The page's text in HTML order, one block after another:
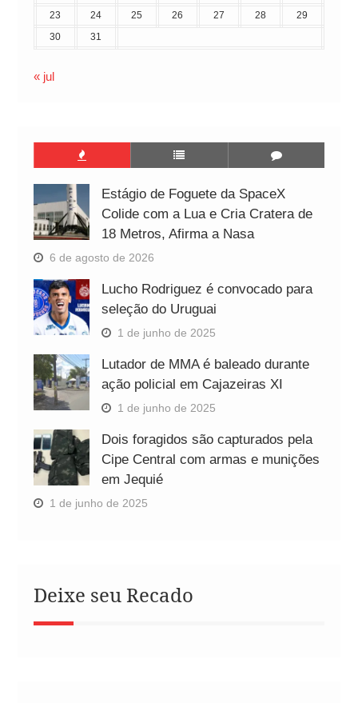
23
24 25 26 27 28
29
30
31
« jul
Estágio de Foguete da SpaceX
Colide com a Lua e Cria Cratera de
18 Metros, Afirma a Nasa
6 de agosto de 2026
Lucho Rodriguez é convocado para
seleção do Uruguai
1 de junho de 2025
Lutador de MMA é baleado durante
ação policial em Cajazeiras XI
1 de junho de 2025
Dois foragidos são capturados pela
Cipe Central com armas e munições
em Jequié
1 de junho de 2025
Deixe seu Recado